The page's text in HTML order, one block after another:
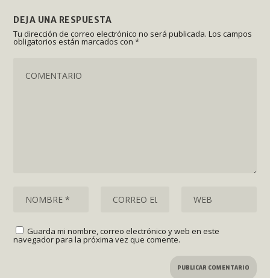
DEJA UNA RESPUESTA
Tu dirección de correo electrónico no será publicada. Los campos
obligatorios están marcados con*
Guarda mi nombre, correo electrónico y web en este
navegador para la próxima vez que comente.